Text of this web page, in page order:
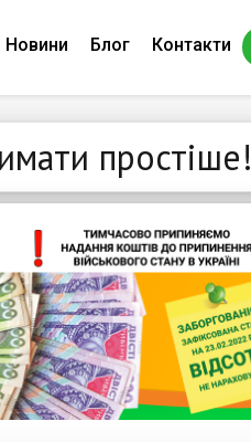
Новини Блог Контакти
простіше!